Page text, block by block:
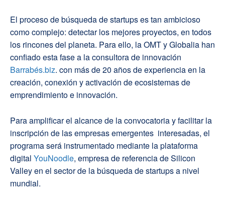
El proceso de búsqueda de startups es tan ambicioso
como complejo: detectar los mejores proyectos, en todos
los rincones del planeta. Para ello, la OMT y Globalia han
confiado esta fase a la consultora de innovación
Barrabés.biz. con más de 20 años de experiencia en la
creación, conexión y activación de ecosistemas de
emprendimiento e innovación.
Para amplificar el alcance de la convocatoria y facilitar la
inscripción de las empresas emergentes interesadas, el
programa será instrumentado mediante la plataforma
digital YouNoodle, empresa de referencia de Silicon
Valley en el sector de la búsqueda de startups a nivel
mundial.